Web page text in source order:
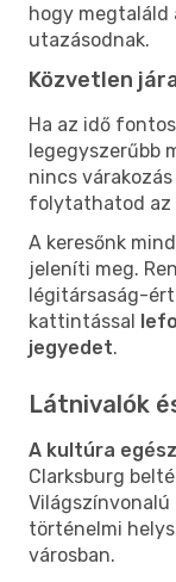
hogy megtaláld
utazásodnak.
Közvetlen
Ha az idő
legegyszerűbb
nincs
folytathatod az
A keresőnk
jeleníti meg.
légitársaság-
kattintással
jegyedet.
Látnivalók
A kultúra
Clarksburg
Világszínvonalú
történelmi
városban.